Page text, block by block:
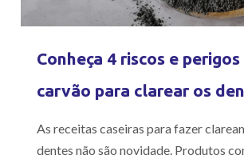
Conheça 4 riscos e
carvão para clarear os
As receitas caseiras para fazer
dentes não são novidade. Produtos